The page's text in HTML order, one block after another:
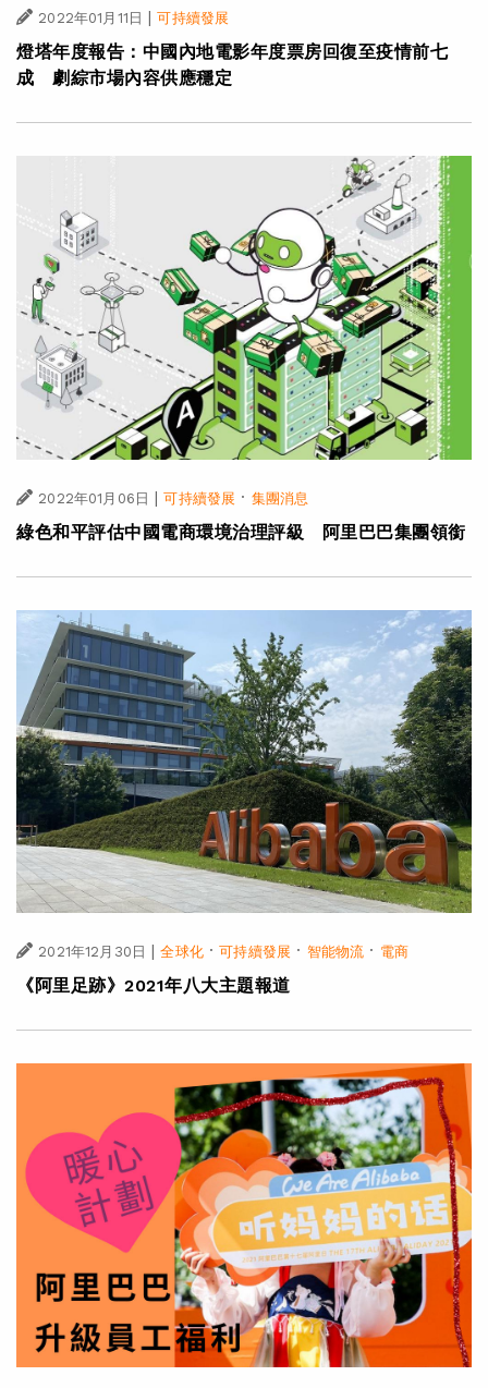
2022年01月11日 | 可持續發展
燈塔年度報告：中國內地電影年度票房回復至疫情前七
成 劇綜市場內容供應穩定
2022年01月06日 | 可持續發展 · 集團消息
綠色和平評估中國電商環境治理評級 阿里巴巴集團領銜
2021年12月30日 全球化·可持續發展 · 智能物流 · 電商
《阿里足跡》2021年八大主題報道